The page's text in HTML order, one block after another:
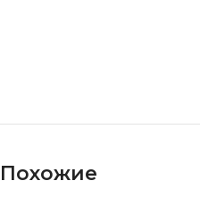
Похожие